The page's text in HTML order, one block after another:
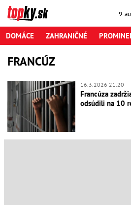
9.
DOMÁCE ZAHRANIČNÉ
FRANCÚZ
16.3.2026 21:20
Francúza
odsúdili na 10